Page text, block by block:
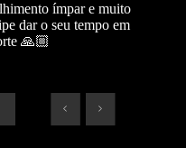
ímpar e muito
dar o seu tempo em
🙏🏼
< >